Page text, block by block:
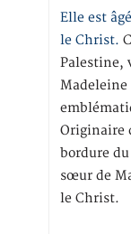
Elle est
le Christ.
Palestine,
Madeleine
Originaire
bordure
sœur de
le Christ.